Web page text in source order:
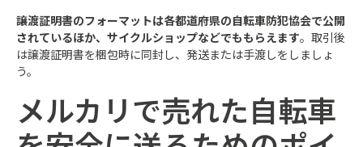
譲渡証明書のフォーマットは各都道府県の自転車防犯協会で公開
されているほか、サイクルショップなどでももらえます。取引後
は譲渡証明書を梱包時に同封し、発送または手渡しをしましょ
う。​
メルカリで売れた自転車